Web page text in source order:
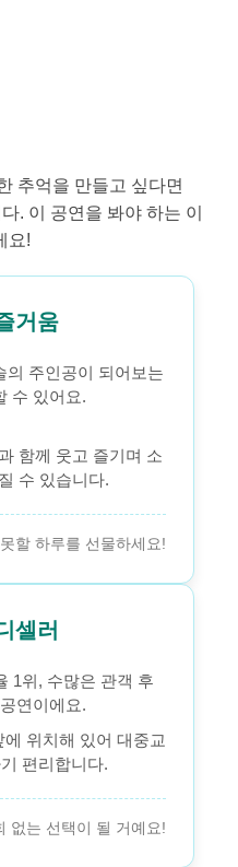
추억을 만들고 싶다면
. 이 공연을 봐야 하는 이
요!
거움
의 주인공이 되어보는
수 있어요.
함께 웃고 즐기며 소
수 있습니다.
할 하루를 선물하세요!
셀러
1위, 수많은 관객 후
연이에요.
위치해 있어 대중교
편리합니다.
없는 선택이 될 거예요!